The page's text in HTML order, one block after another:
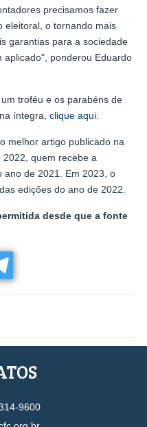
precisamos fazer
eleitoral, o tornando mais
garantias para a sociedade
ponderou Eduardo
troféu e os parabéns de
íntegra, clique aqui
melhor artigo publicado na
quem recebe a
ano de 2021. Em 2023, o
edições do ano de 2022.
desde que a fonte
9600